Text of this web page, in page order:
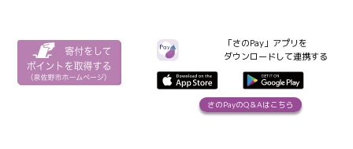
「さのPay」アプリを
ダウンロードして連携する
さのPayのQ＆Aはこちら